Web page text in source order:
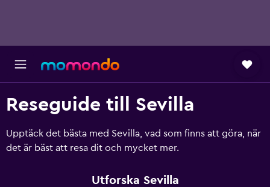
Reseguide till Sevilla
Upptäck det bästa med Sevilla, vad som finns att göra, när
det är bäst att resa dit och mycket mer.
Utforska Sevilla